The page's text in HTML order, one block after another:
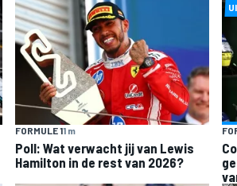
FORMULE 11 m
Poll: Wat verwacht jij van Lewis
Hamilton in de rest van 2026?